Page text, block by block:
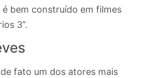
bem construído em filmes
3”.
de fato um dos atores mais